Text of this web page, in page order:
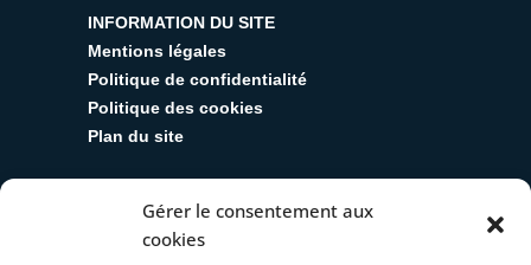
Gérer le consentement aux
cookies
INFORMATION DU SITE
Mentions légales
Politique de confidentialité
Politique des cookies
Plan du site
SUIVEZ-NOUS